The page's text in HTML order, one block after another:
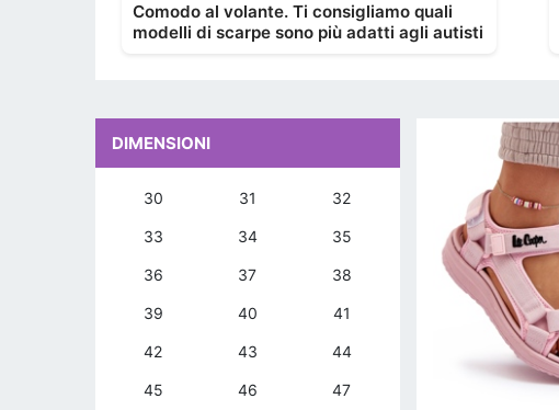
Comodo al volante. Ti consigliamo quali
modelli di scarpe sono più adatti agli autisti
DIMENSIONI
30 31 32
33 34 35
36 37 38
39 40 41
42 43 44
45 46 47